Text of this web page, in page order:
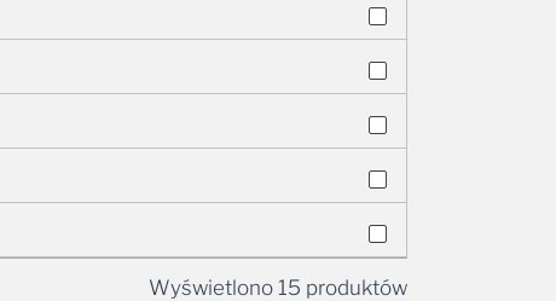
Wyświetlono 15 produktów